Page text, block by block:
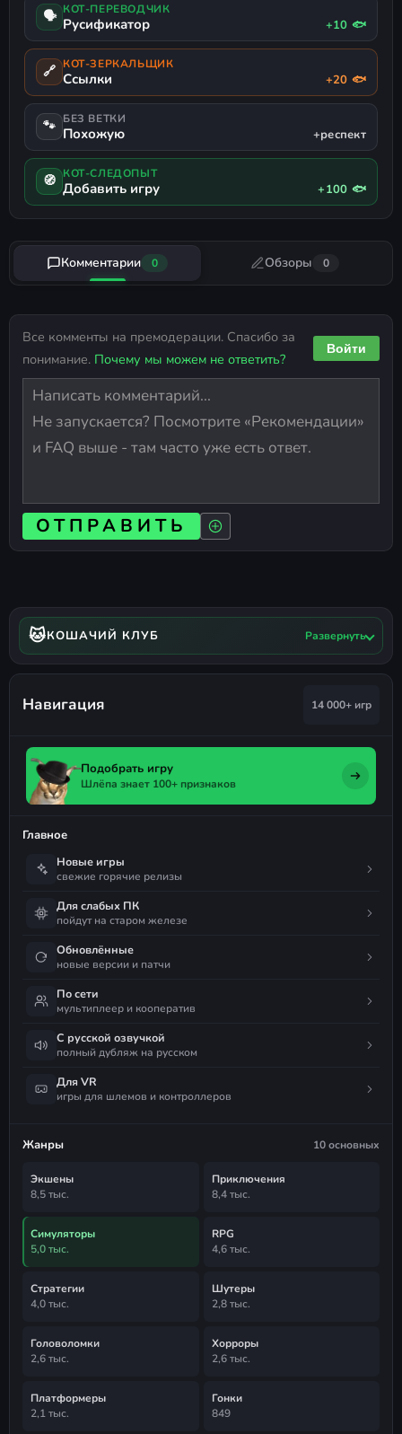
🗣 КОТ-ПЕРЕВОДЧИК
Русификатор +10 🐟
🔗 КОТ-ЗЕРКАЛЬЩИК
Ссылки +20 🐟
🐾 БЕЗ ВЕТКИ
Похожую +респект
🧭 КОТ-СЛЕДОПЫТ
Добавить игру +100 🐟
Комментарии 0 Обзоры 0
Все комменты на премодерации. Спасибо за
понимание. Почему мы можем не ответить?
Войти
ОТПРАВИТЬ
🐱КОШАЧИЙ КЛУБ Развернуть
Навигация 14 000+ игр
Подобрать игру
Шлёпа знает 100+ признаков
Главное
Новые игры
свежие горячие релизы
Для слабых ПК
пойдут на старом железе
Обновлённые
новые версии и патчи
По сети
мультиплеер и кооператив
С русской озвучкой
полный дубляж на русском
Для VR
игры для шлемов и контроллеров
Жанры 10 основных
Экшены
8,5 тыс.
Приключения
8,4 тыс.
Симуляторы
5,0 тыс.
RPG
4,6 тыс.
Стратегии
4,0 тыс.
Шутеры
2,8 тыс.
Головоломки
2,6 тыс.
Хорроры
2,6 тыс.
Платформеры
2,1 тыс.
Гонки
849